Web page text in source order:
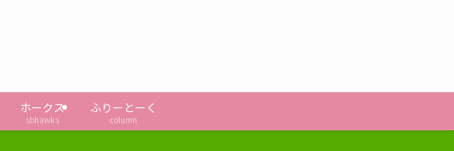
ホークス
sbhawks
ふりーとーく
column